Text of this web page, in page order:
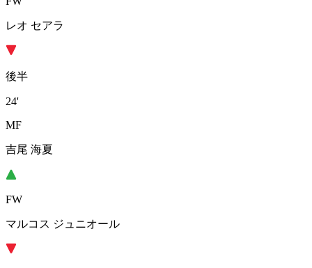
レオ セアラ
後半
24'
MF
吉尾 海夏
FW
マルコス ジュニオール